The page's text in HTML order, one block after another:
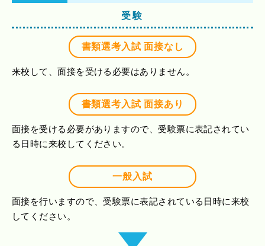
受験
書類選考入試 面接なし
来校して、面接を受ける必要はありません。
書類選考入試 面接あり
面接を受ける必要がありますので、受験票に表記されてい
る日時に来校してください。
一般入試
面接を行いますので、受験票に表記されている日時に来校
してください。